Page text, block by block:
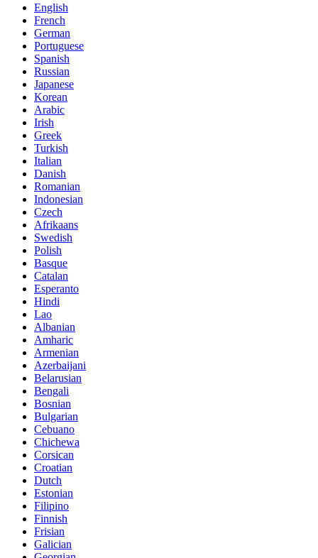
English
French
German
Portuguese
Spanish
Russian
Japanese
Korean
Arabic
Irish
Greek
Turkish
Italian
Danish
Romanian
Indonesian
Czech
Afrikaans
Swedish
Polish
Basque
Catalan
Esperanto
Hindi
Lao
Albanian
Amharic
Armenian
Azerbaijani
Belarusian
Bengali
Bosnian
Bulgarian
Cebuano
Chichewa
Corsican
Croatian
Dutch
Estonian
Filipino
Finnish
Frisian
Galician